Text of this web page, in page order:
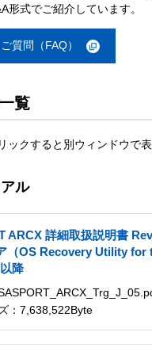
形式でご紹介しています。
質問（FAQ）
覧
ックすると別ウィンドウで表
ル
ARCX 詳細取扱説明書
（OS Recovery Utility for
降
：7,638,522Byte